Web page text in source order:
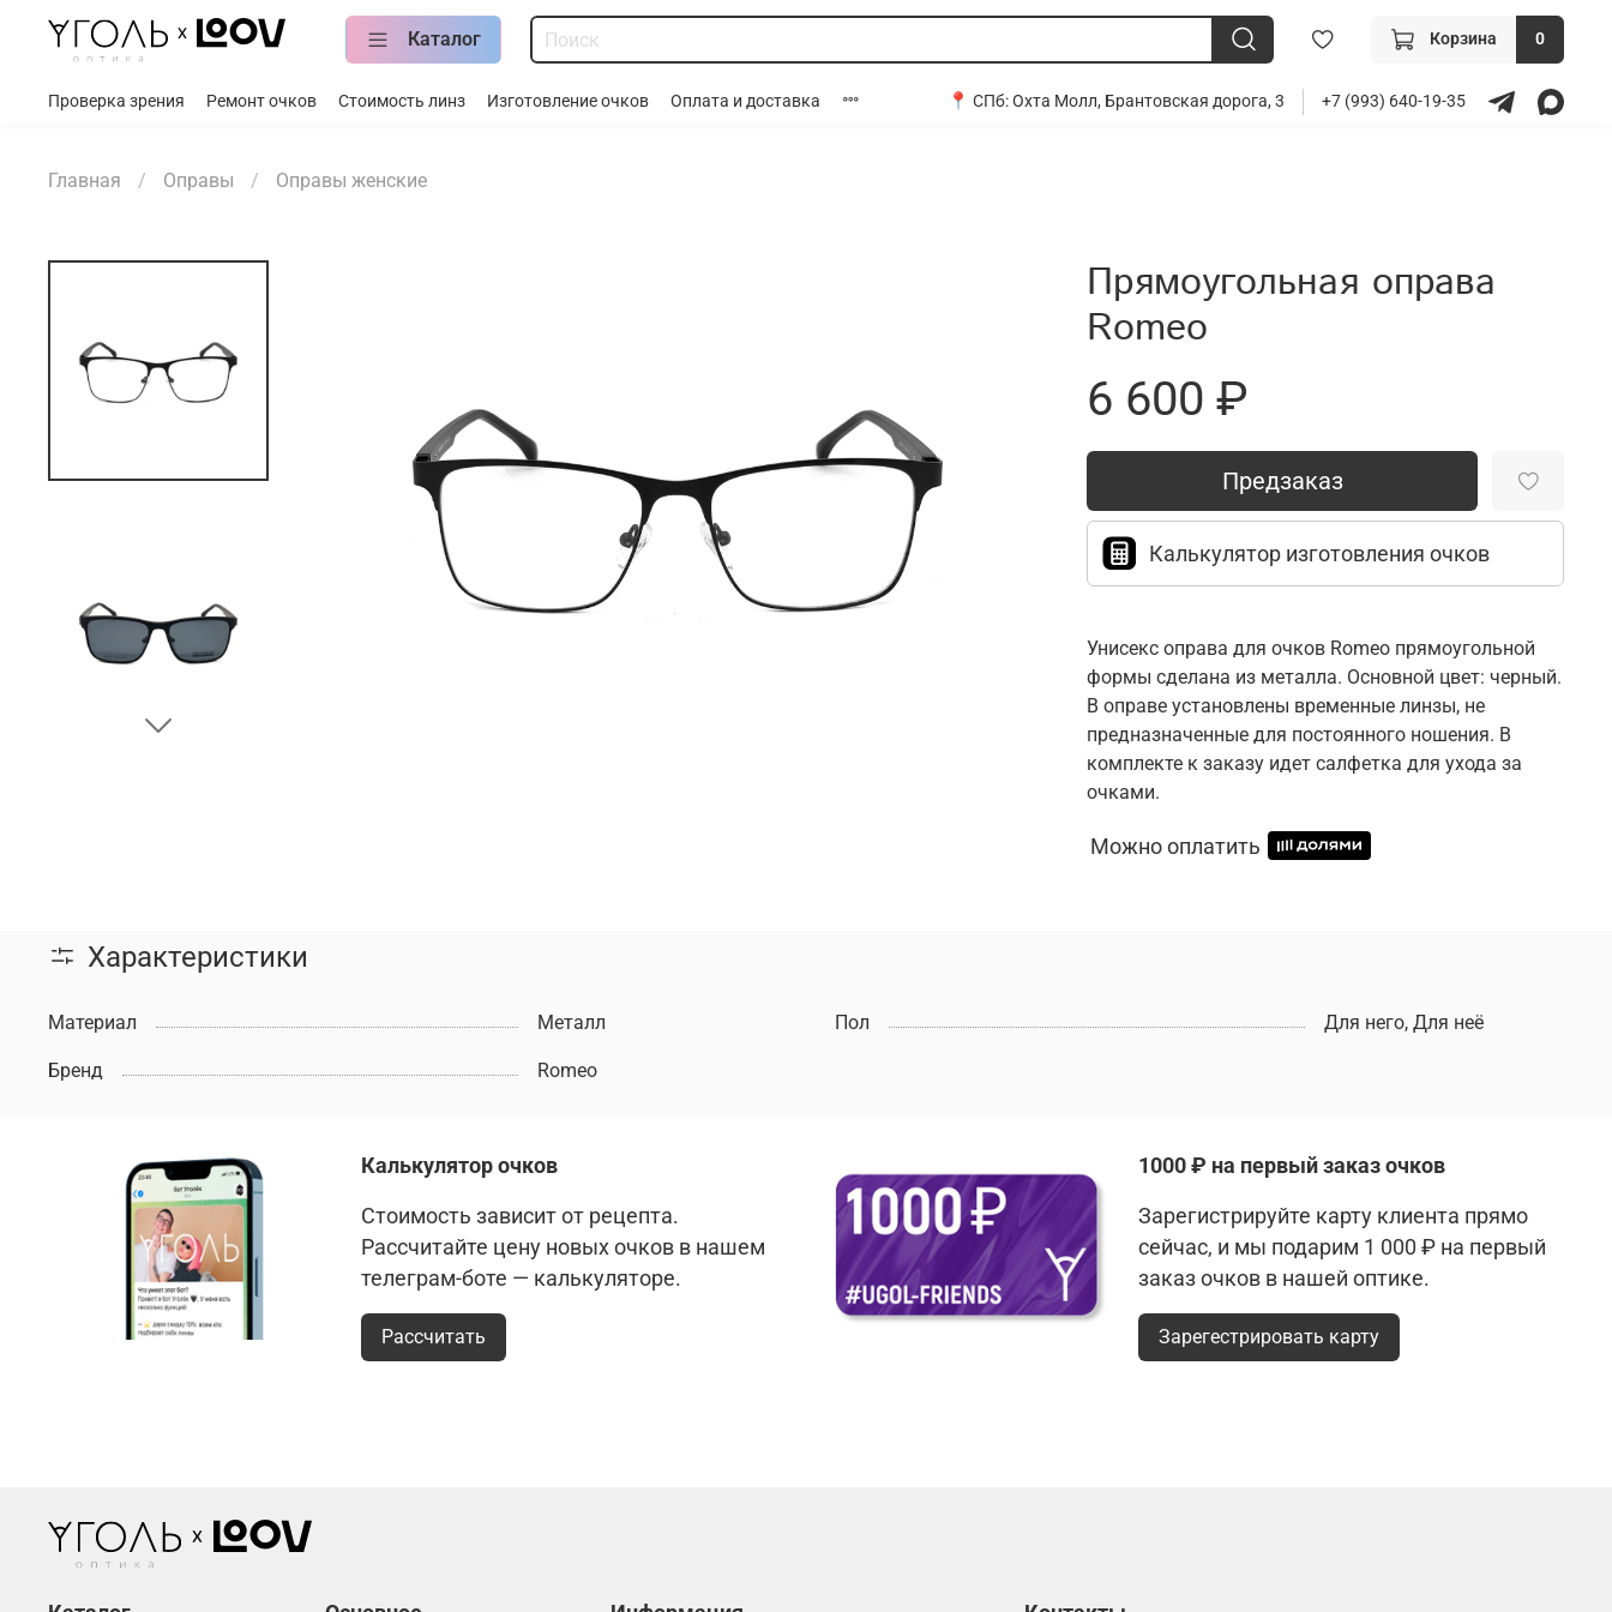
Каталог Корзина 0
Проверка зрения Ремонт очков Стоимость линз Изготовление очков Оплата и доставка 📍 СПб:Охта Молл, Брантовская дорога, 3 +7 (993) 640-19-35
Главная Оправы Оправы женские
Прямоугольная оправа
Romeo
6 600 ₽
Предзаказ
Калькулятор изготовления очков
Унисекс оправа для очков Romeo прямоугольной
формы сделана из металла. Основной цвет: черный.
В оправе установлены временные линзы, не
предназначенные для постоянного ношения. В
комплекте к заказу идет салфетка для ухода за
очками.
Можно оплатить
Характеристики
Материал Металл Пол Для него, Для неё
Бренд Romeo
Калькулятор очков
Стоимость зависит от рецепта.
Рассчитайте цену новых очков в нашем
телеграм-боте — калькуляторе.
Рассчитать
1000 ₽ на первый заказ очков
Зарегистрируйте карту клиента прямо
сейчас, и мы подарим 1 000 ₽ на первый
заказ очков в нашей оптике.
Зарегестрировать карту